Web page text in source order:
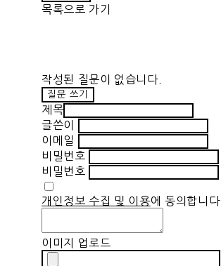
목록으로 가기
작성된 질문이 없습니다.
질문 쓰기
제목
글쓴이
이메일
비밀번호
비밀번호
개인정보 수집 및 이용에 동의합니다.
이미지 업로드